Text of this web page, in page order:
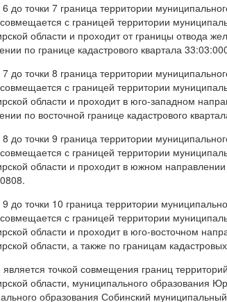
6 до точки 7 граница территории
с границей территории
области и проходит от границы отвода
по границе кадастрового квартала
7 до точки 8 граница территории
с границей территории
области и проходит в юго-западном
по восточной границе кадастрового
8 до точки 9 граница территории
с границей территории
области и проходит в южном
9 до точки 10 граница территории
с границей территории
области и проходит в юго-восточном
области, а также по границам
является точкой совмещения границ
области, муниципального образования
образования Собинский